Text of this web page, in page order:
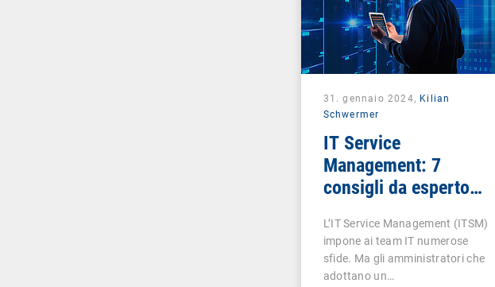
31. gennaio 2024, Kilian
Schwermer
IT Service
Management: 7
consigli da esperto
L’IT Service Management (ITSM)
impone ai team IT numerose
sfide. Ma gli amministratori che
adottano un…